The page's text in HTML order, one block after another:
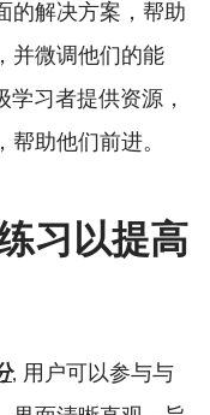
的解决方案，帮助
并微调他们的能
习者提供资源，
助他们前进。
习以提高
, 用户可以参与与